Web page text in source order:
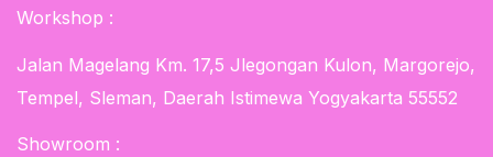
Workshop :
Jalan Magelang Km. 17,5 Jlegongan Kulon, Margorejo,
Tempel, Sleman, Daerah Istimewa Yogyakarta 55552
Showroom :